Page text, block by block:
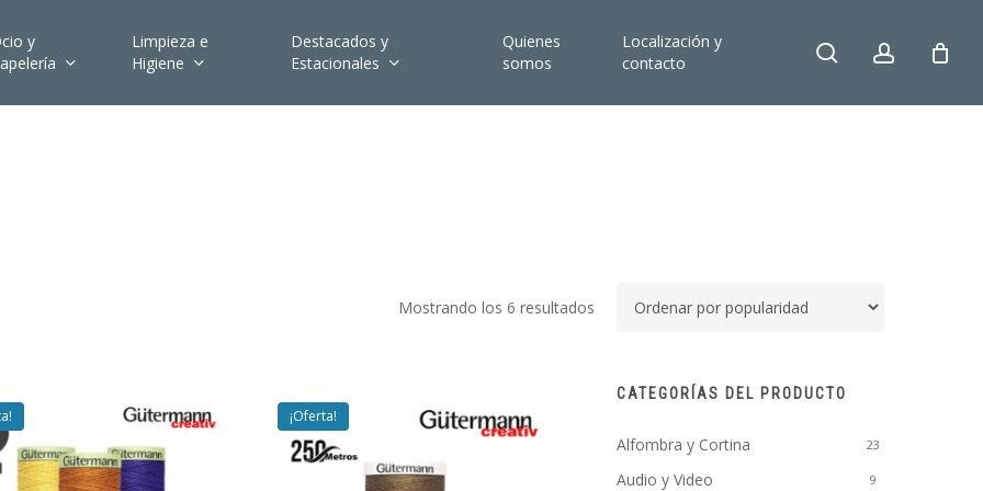
y
Limpieza e
Higiene
Destacados y
Estacionales
Quienes
somos
Localización y
contacto
search account
Mostrando los 6 resultados Ordenado
¡Oferta!
CATEGORÍAS DEL PRODUCTO
Alfombra y Cortina 23
Audio y Video 9